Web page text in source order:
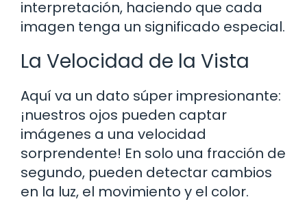
interpretación, haciendo que cada
imagen tenga un significado especial.
La Velocidad de la Vista
Aquí va un dato súper impresionante:
¡nuestros ojos pueden captar
imágenes a una velocidad
sorprendente! En solo una fracción de
segundo, pueden detectar cambios
en la luz, el movimiento y el color.